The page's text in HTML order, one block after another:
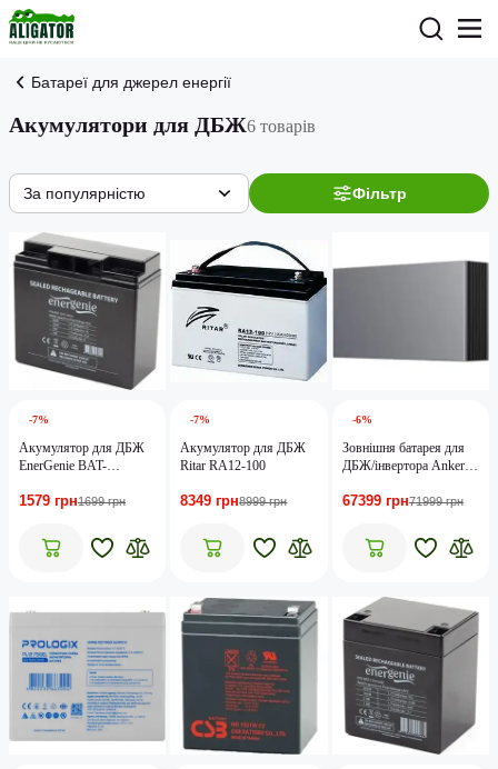
Батареї для джерел енергії
Акумулятори для ДБЖ6 товарів
Фільтр
За популярністю
-7%
Акумулятор для ДБЖ
EnerGenie BAT-
1579 грн1699 грн
-7%
Акумулятор для ДБЖ
Ritar RA12-100
8349 грн8999 грн
-6%
Зовнішня батарея для
ДБЖ/інвертора Anker
Module X1-B5-H - 5kW
67399 грн71999 грн